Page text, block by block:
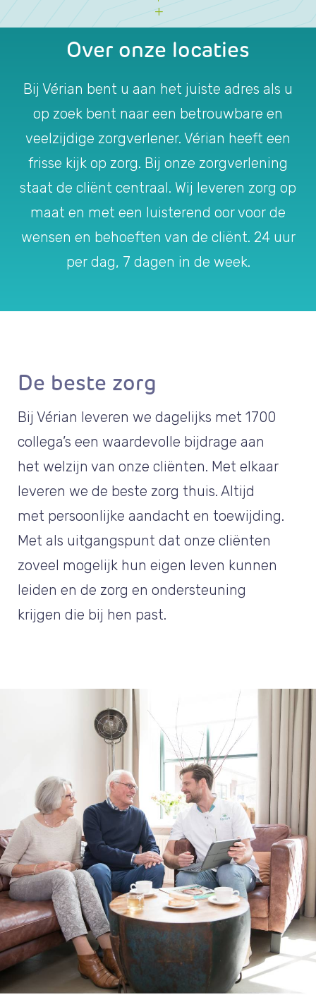
Over onze locaties
Bij Vérian bent u aan het juiste adres als u
op zoek bent naar een betrouwbare en
veelzijdige zorgverlener. Vérian heeft een
frisse kijk op zorg. Bij onze zorgverlening
staat de cliënt centraal. Wij leveren zorg op
maat en met een luisterend oor voor de
wensen en behoeften van de cliënt. 24 uur
per dag, 7 dagen in de week.
De beste zorg
Bij Vérian leveren we dagelijks met 1700
collega’s een waardevolle bijdrage aan
het welzijn van onze cliënten. Met elkaar
leveren we de beste zorg thuis. Altijd
met persoonlijke aandacht en toewijding.
Met als uitgangspunt dat onze cliënten
zoveel mogelijk hun eigen leven kunnen
leiden en de zorg en ondersteuning
krijgen die bij hen past.